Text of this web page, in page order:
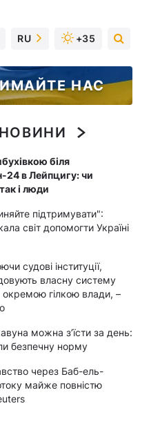
RU +35
НАС
біля
24 в Лейпцигу: чи
і люди
підтримувати":
світ допомогти Україні
судові інституції,
власну систему
окремою гілкою влади, –
можна з’їсти за день:
безпечну норму
через Баб-ель-
майже повністю